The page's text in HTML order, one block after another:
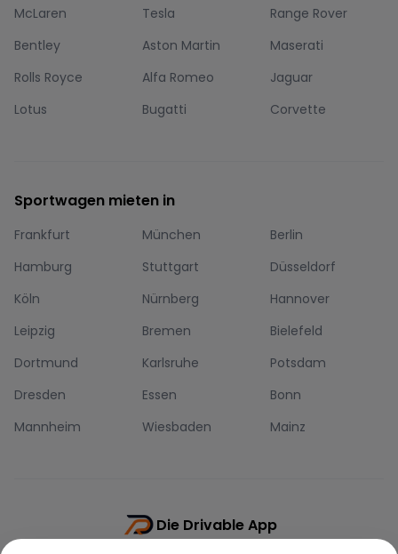
McLaren
Tesla
Range Rover
Bentley
Aston Martin
Maserati
Rolls Royce
Alfa Romeo
Jaguar
Lotus
Bugatti Corvette
Sportwagen mieten in
Frankfurt München
Berlin
Hamburg
Stuttgart
Düsseldorf
Köln
Nürnberg
Hannover
Leipzig
Bremen
Bielefeld
Dortmund
Karlsruhe
Potsdam
Dresden
Essen
Bonn
Mannheim
Wiesbaden Mainz
Die Drivable App